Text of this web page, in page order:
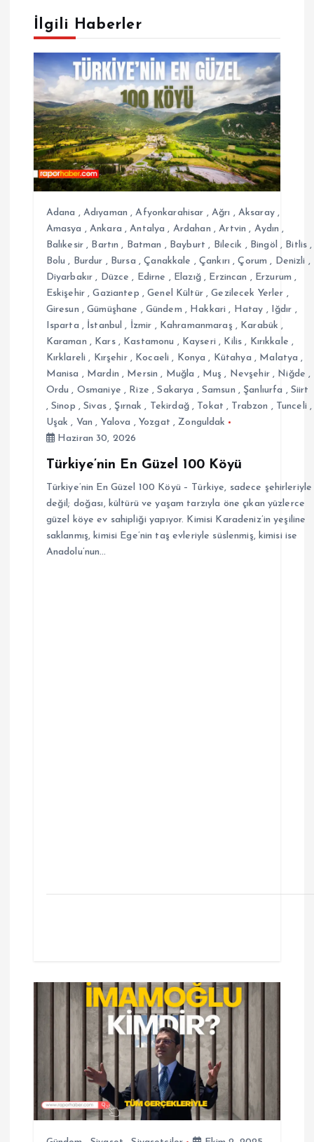
g
e
z
n
m
İlgili Haberler
Adana , Adıyaman ,Afyonkarahisar , Ağrı , Aksaray,
Amasya ,Ankara ,Antalya , Ardahan ,Artvin , Aydın ,
Balıkesir , Bartın , Batman , Bayburt , Bilecik , Bingöl , Bitlis ,
Bolu , Burdur , Bursa ,Çanakkale , Çankırı ,Çorum , Denizli ,
Diyarbakır , Düzce , Edirne , Elazığ, Erzincan , Erzurum ,
Eskişehir ,Gaziantep ,Genel Kültür,Gezilecek Yerler ,
Giresun ,Gümüşhane , Gündem , Hakkari , Hatay , Iğdır ,
Isparta , İstanbul , İzmir , Kahramanmaraş , Karabük ,
Karaman , Kars, Kastamonu , Kayseri , Kilis , Kırıkkale ,
Kırklareli , Kırşehir, Kocaeli , Konya , Kütahya , Malatya ,
Manisa , Mardin , Mersin , Muğla , Muş , Nevşehir, Niğde ,
Ordu , Osmaniye , Rize ,Sakarya , Samsun , Şanlıurfa , Siirt
,Sinop ,Sivas, Şırnak , Tekirdağ, Tokat , Trabzon , Tunceli ,
Uşak , Van , Yalova , Yozgat ,Zonguldak
Haziran 30, 2026
Türkiye’nin En Güzel 100 Köyü
Türkiye’nin En Güzel 100 Köyü – Türkiye, sadece şehirleriyle
değil; doğası, kültürü ve yaşam tarzıyla öne çıkan yüzlerce
güzel köye ev sahipliği yapıyor. Kimisi Karadeniz’in yeşiline
saklanmış, kimisi Ege’nin taş evleriyle süslenmiş, kimisi ise
Anadolu’nun…